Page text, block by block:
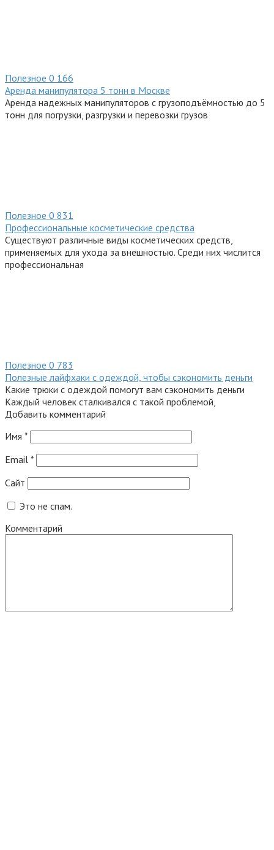
Полезное 0 166
Аренда манипулятора 5 тонн в Москве
Аренда надежных манипуляторов с грузоподъёмностью до 5
тонн для погрузки, разгрузки и перевозки грузов
Полезное 0 831
Профессиональные косметические средства
Существуют различные виды косметических средств,
применяемых для ухода за внешностью. Среди них числится
профессиональная
Полезное 0 783
Полезные лайфхаки с одеждой, чтобы сэкономить деньги
Какие трюки с одеждой помогут вам сэкономить деньги
Каждый человек сталкивался с такой проблемой,
Добавить комментарий
Имя *
Email *
Сайт
Это не спам.
Комментарий